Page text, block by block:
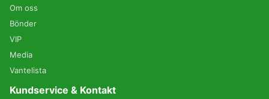
Om oss
Bönder
VIP
Media
Vantelista
Kundservice & Kontakt